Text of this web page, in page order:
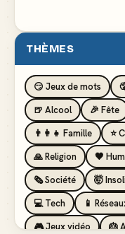
THÈMES
😏 Jeux de mots
🍺 Alcool
🎉 Fête
👨‍👩‍👧 Famille
⭐
🙏 Religion
🖤
🗞️ Société
🤯
💻 Tech
📱
🎮 Jeux vidéo
🎂